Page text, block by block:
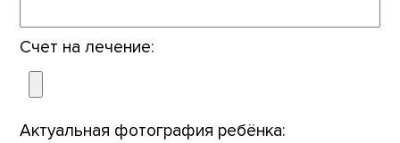
Счет на лечение:
Актуальная фотография ребёнка: